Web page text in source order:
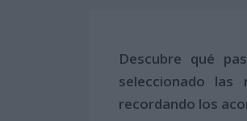
Descubre qué
seleccionado las
recordando los